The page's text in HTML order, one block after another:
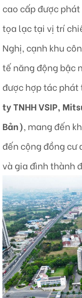
cao cấp được
tọa lạc tại vị trí
Nghị, cạnh khu
tế năng động bậc
được hợp tác
ty TNHH VSIP,
Bản), mang đến
đến cộng đồng cư
và gia đình thành